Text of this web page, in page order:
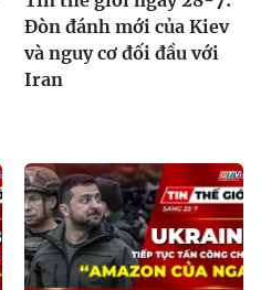
Đòn đánh mới của Kiev
và nguy cơ đối đầu với
Iran